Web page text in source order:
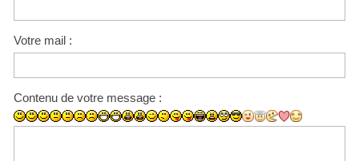
Votre mail :
Contenu de votre message :